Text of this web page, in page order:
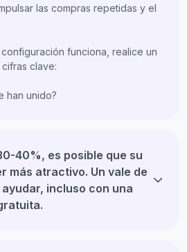
las compras repetidas y el
funciona, realice un
clave:
han unido?
40%, es posible que su
más atractivo. Un vale de
incluso con una